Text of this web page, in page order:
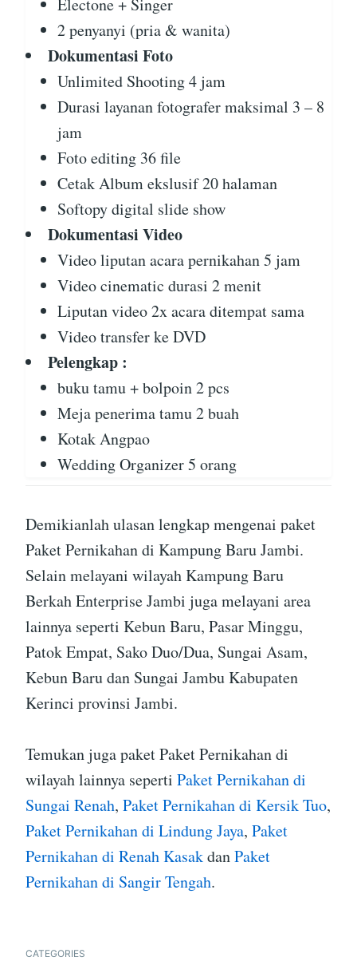
Electone + Singer
2 penyanyi (pria & wanita)
Dokumentasi Foto
Unlimited Shooting 4 jam
Durasi layanan fotografer maksimal 3 – 8
jam
Foto editing 36 file
Cetak Album ekslusif 20 halaman
Softopy digital slide show
Dokumentasi Video
Video liputan acara pernikahan 5 jam
Video cinematic durasi 2 menit
Liputan video 2x acara ditempat sama
Video transfer ke DVD
Pelengkap :
buku tamu + bolpoin 2 pcs
Meja penerima tamu 2 buah
Kotak Angpao
Wedding Organizer 5 orang
Demikianlah ulasan lengkap mengenai paket
Paket Pernikahan di Kampung Baru Jambi.
Selain melayani wilayah Kampung Baru
Berkah Enterprise Jambi juga melayani area
lainnya seperti Kebun Baru, Pasar Minggu,
Patok Empat, Sako Duo/Dua, Sungai Asam,
Kebun Baru dan Sungai Jambu Kabupaten
Kerinci provinsi Jambi.
Temukan juga paket Paket Pernikahan di
wilayah lainnya seperti Paket Pernikahan di
Sungai Renah, Paket Pernikahan di Kersik Tuo,
Paket Pernikahan di Lindung Jaya, Paket
Pernikahan di Renah KasakdanPaket
Pernikahan di Sangir Tengah.
CATEGORIES